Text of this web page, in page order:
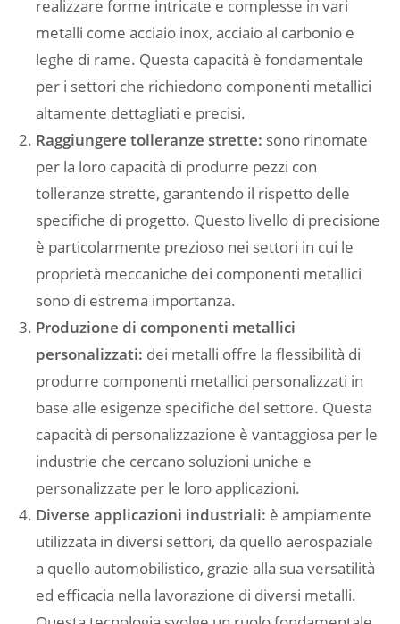
realizzare forme intricate e complesse in vari
metalli come acciaio inox, acciaio al carbonio e
leghe di rame. Questa capacità è fondamentale
per i settori che richiedono componenti metallici
altamente dettagliati e precisi.
Raggiungere tolleranze strette: sono rinomate
per la loro capacità di produrre pezzi con
tolleranze strette, garantendo il rispetto delle
specifiche di progetto. Questo livello di precisione
è particolarmente prezioso nei settori in cui le
proprietà meccaniche dei componenti metallici
sono di estrema importanza.
Produzione di componenti metallici
personalizzati: dei metalli offre la flessibilità di
produrre componenti metallici personalizzati in
base alle esigenze specifiche del settore. Questa
capacità di personalizzazione è vantaggiosa per le
industrie che cercano soluzioni uniche e
personalizzate per le loro applicazioni.
Diverse applicazioni industriali: è ampiamente
utilizzata in diversi settori, da quello aerospaziale
a quello automobilistico, grazie alla sua versatilità
ed efficacia nella lavorazione di diversi metalli.